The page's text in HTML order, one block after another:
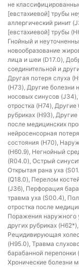
не
[евстахиевой] трубы
аллергический ринит
[евстахиевой] трубы
Гнойный и
новообразование
лица и шеи (D17.0),
соединительной и
Другая потеря слуха
(H73), Другие болезни
носовых синусов
отростка (H74),
рубриках (H93),
после медицинских
нейросенсорная
состояния (H70),
(H60.9), Негнойный
(R04.0), Острый
Открытая рана уха
(Q18.0), Перелом
(J36), Перфорация
травма уха (S00.4),
отростка после
Поражения наружного
других рубриках
Рецидивирующая
(H95.0), Травма
барабанной перепонки
Хронические болезни